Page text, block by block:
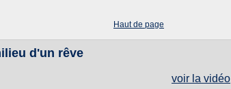
Haut de page
d'un rêve
voir la vidéo